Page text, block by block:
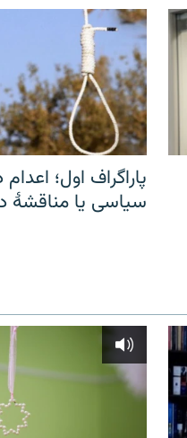
پاراگراف اول؛ اعدام
سیاسی یا مناقشهٔ